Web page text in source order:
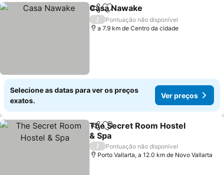
PartilharAdicionar aos favoritos
Casa Nawake
/
Pontuação não disponível
a 7.9 km de Centro da cidade
Selecione as datas para ver os preços
exatos.
Ver preços
PartilharAdicionar aos favoritos
The Secret Room Hostel
& Spa
Ver preços
/
Pontuação não disponível
Porto Vallarta, a 12.0 km de Novo Vallarta